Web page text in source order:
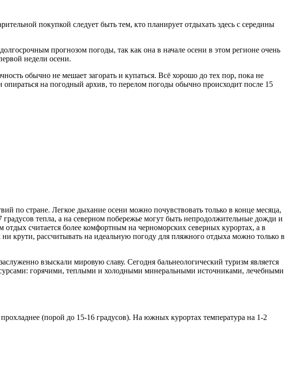
покупкой следует быть тем, кто планирует отдыхать здесь с середины
прогнозом погоды, так как она в начале осени в этом регионе очень
недели осени.
обычно не мешает загорать и купаться. Всё хорошо до тех пор, пока не
на погодный архив, то перелом погоды обычно происходит после 15
по стране. Легкое дыхание осени можно почувствовать только в конце месяца,
градусов тепла, а на северном побережье могут быть непродолжительные дожди и
считается более комфортным на черноморских северных курортах, а в
крути, рассчитывать на идеальную погоду для пляжного отдыха можно только в
взыскали мировую славу. Сегодня бальнеологический туризм является
горячими, теплыми и холодными минеральными источниками, лечебными
(порой до 15-16 градусов). На южных курортах температура на 1-2